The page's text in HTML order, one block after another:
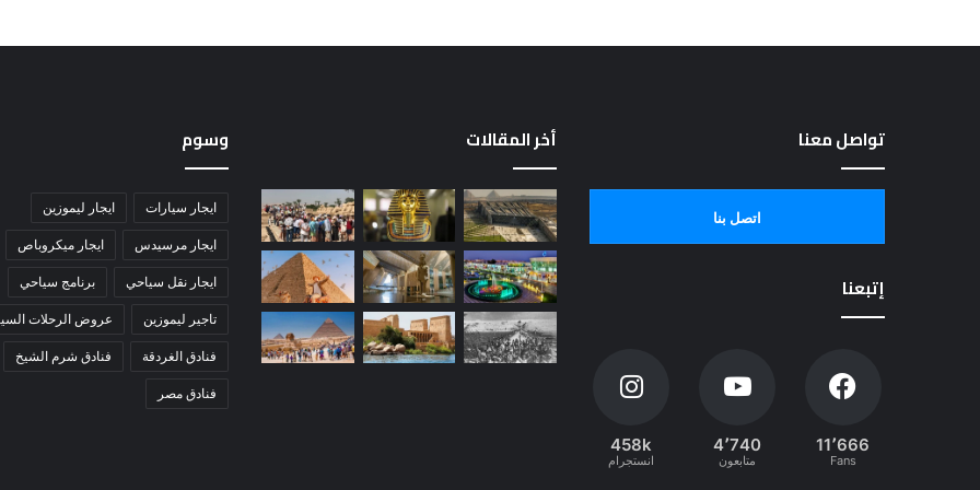
تواصل معنا
اتصل بنا
إتبعنا
11٬666
Fans
4٬740
متابعون
458k
انستجرام
أخر المقالات وسوم
ايجار سيارات ايجار ليموزين
ايجار مرسيدس ايجار ميكروباص
ايجار نقل سياحي برنامج سياحي
تاجير ليموزين عروض الرحلات
فنادق الغردقة فنادق شرم الشيخ
فنادق مصر